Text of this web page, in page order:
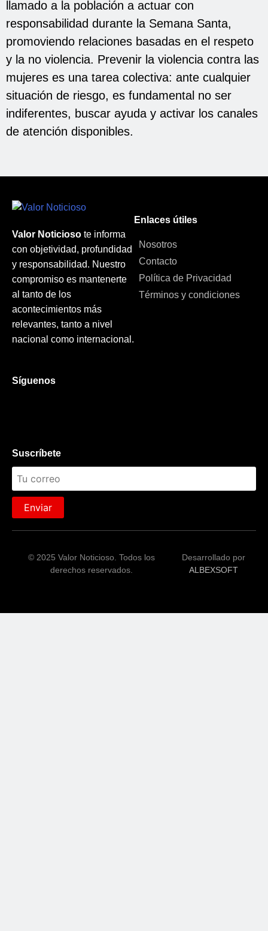
llamado a la población a actuar con
responsabilidad durante la Semana Santa,
promoviendo relaciones basadas en el respeto
y la no violencia. Prevenir la violencia contra las
mujeres es una tarea colectiva: ante cualquier
situación de riesgo, es fundamental no ser
indiferentes, buscar ayuda y activar los canales
de atención disponibles.
Valor Noticioso te informa
con objetividad, profundidad
y responsabilidad. Nuestro
compromiso es mantenerte
al tanto de los
acontecimientos más
relevantes, tanto a nivel
nacional como internacional.
Enlaces útiles
Nosotros
Contacto
Política de Privacidad
Términos y condiciones
Síguenos
Suscríbete
Enviar
© 2025 Valor Noticioso. Todos los
derechos reservados.
Desarrollado por
ALBEXSOFT